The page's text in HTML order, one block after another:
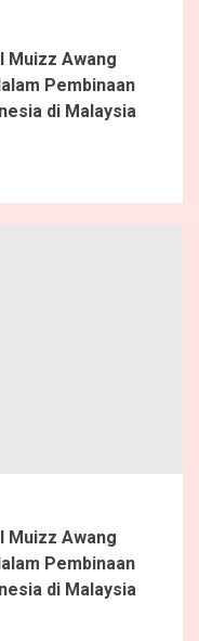
Muizz Awang
Pembinaan
di Malaysia
Muizz Awang
Pembinaan
di Malaysia